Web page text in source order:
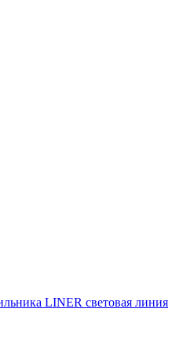
LINER световая линия